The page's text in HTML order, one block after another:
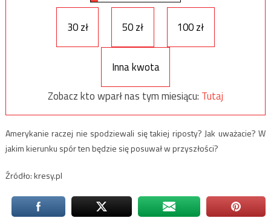
30 zł 50 zł 100 zł
Inna kwota
Zobacz kto wparł nas tym miesiącu: Tutaj
Amerykanie raczej nie spodziewali się takiej riposty? Jak uważacie? W
jakim kierunku spór ten będzie się posuwał w przyszłości?
Źródło: kresy.pl